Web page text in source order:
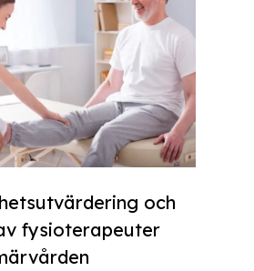
och
fysioterapeuter